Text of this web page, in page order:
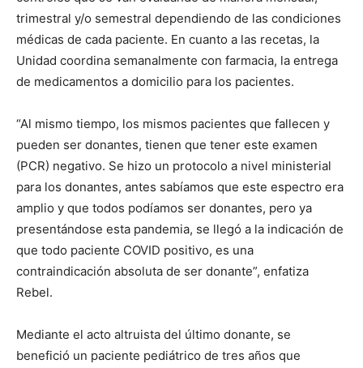
trimestral y/o semestral dependiendo de las condiciones
médicas de cada paciente. En cuanto a las recetas, la
Unidad coordina semanalmente con farmacia, la entrega
de medicamentos a domicilio para los pacientes.
“Al mismo tiempo, los mismos pacientes que fallecen y
pueden ser donantes, tienen que tener este examen
(PCR) negativo. Se hizo un protocolo a nivel ministerial
para los donantes, antes sabíamos que este espectro era
amplio y que todos podíamos ser donantes, pero ya
presentándose esta pandemia, se llegó a la indicación de
que todo paciente COVID positivo, es una
contraindicación absoluta de ser donante”, enfatiza
Rebel.
Mediante el acto altruista del último donante, se
benefició un paciente pediátrico de tres años que